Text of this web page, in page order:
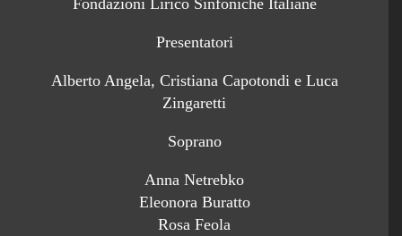
Presentatori
Alberto Angela, Cristiana Capotondi e Luca
Zingaretti
Soprano
Anna Netrebko
Eleonora Buratto
Rosa Feola